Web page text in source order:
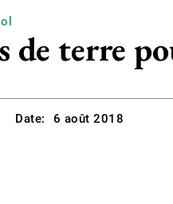
de terre
Date: 6 août 2018